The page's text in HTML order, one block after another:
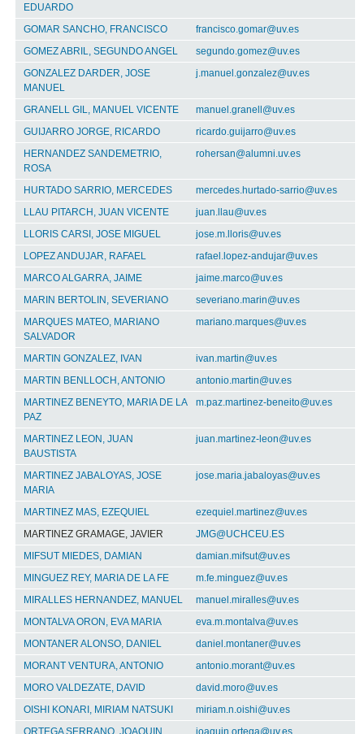
EDUARDO
GOMAR SANCHO, FRANCISCO
francisco.gomar@uv.es
GOMEZ ABRIL, SEGUNDO ANGEL
segundo.gomez@uv.es
GONZALEZ DARDER, JOSE
MANUEL
j.manuel.gonzalez@uv.es
GRANELL GIL, MANUEL VICENTE
manuel.granell@uv.es
GUIJARRO JORGE, RICARDO
ricardo.guijarro@uv.es
HERNANDEZ SANDEMETRIO,
ROSA
rohersan@alumni.uv.es
HURTADO SARRIO, MERCEDES
mercedes.hurtado-sarrio@uv.es
LLAU PITARCH, JUAN VICENTE
juan.llau@uv.es
LLORIS CARSI, JOSE MIGUEL
jose.m.lloris@uv.es
LOPEZ ANDUJAR, RAFAEL
rafael.lopez-andujar@uv.es
MARCO ALGARRA, JAIME
jaime.marco@uv.es
MARIN BERTOLIN, SEVERIANO
severiano.marin@uv.es
MARQUES MATEO, MARIANO
SALVADOR
mariano.marques@uv.es
MARTIN GONZALEZ, IVAN
ivan.martin@uv.es
MARTIN BENLLOCH, ANTONIO
antonio.martin@uv.es
MARTINEZ BENEYTO, MARIA DE LA
PAZ
m.paz.martinez-beneito@uv.es
MARTINEZ LEON, JUAN
BAUSTISTA
juan.martinez-leon@uv.es
MARTINEZ JABALOYAS, JOSE
MARIA
jose.maria.jabaloyas@uv.es
MARTINEZ MAS, EZEQUIEL
ezequiel.martinez@uv.es
MARTINEZ GRAMAGE, JAVIER
JMG@UCHCEU.ES
MIFSUT MIEDES, DAMIAN
damian.mifsut@uv.es
MINGUEZ REY, MARIA DE LA FE
m.fe.minguez@uv.es
MIRALLES HERNANDEZ, MANUEL
manuel.miralles@uv.es
MONTALVA ORON, EVA MARIA
eva.m.montalva@uv.es
MONTANER ALONSO, DANIEL
daniel.montaner@uv.es
MORANT VENTURA, ANTONIO
antonio.morant@uv.es
MORO VALDEZATE, DAVID
david.moro@uv.es
OISHI KONARI, MIRIAM NATSUKI
miriam.n.oishi@uv.es